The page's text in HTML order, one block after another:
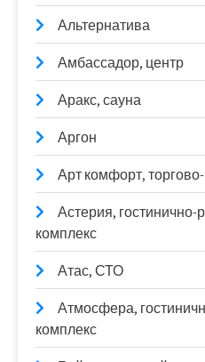
Альтернатива
Амбассадор, центр
Аракс, сауна
Аргон
Арт комфорт,
Астерия, гостинично-
комплекс
Атас, СТО
Атмосфера,
комплекс